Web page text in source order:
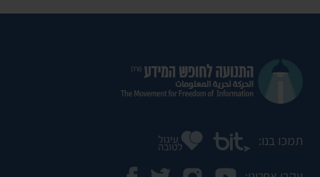
תמכו בנו: